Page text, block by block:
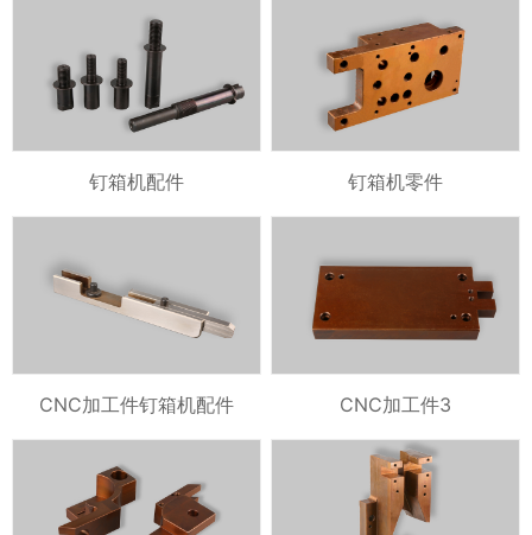
钉箱机配件 钉箱机零件
CNC加工件钉箱机配件 CNC加工件3